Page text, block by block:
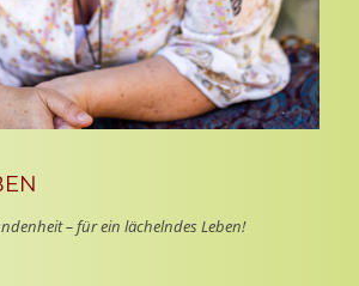
– für ein lächelndes Leben!